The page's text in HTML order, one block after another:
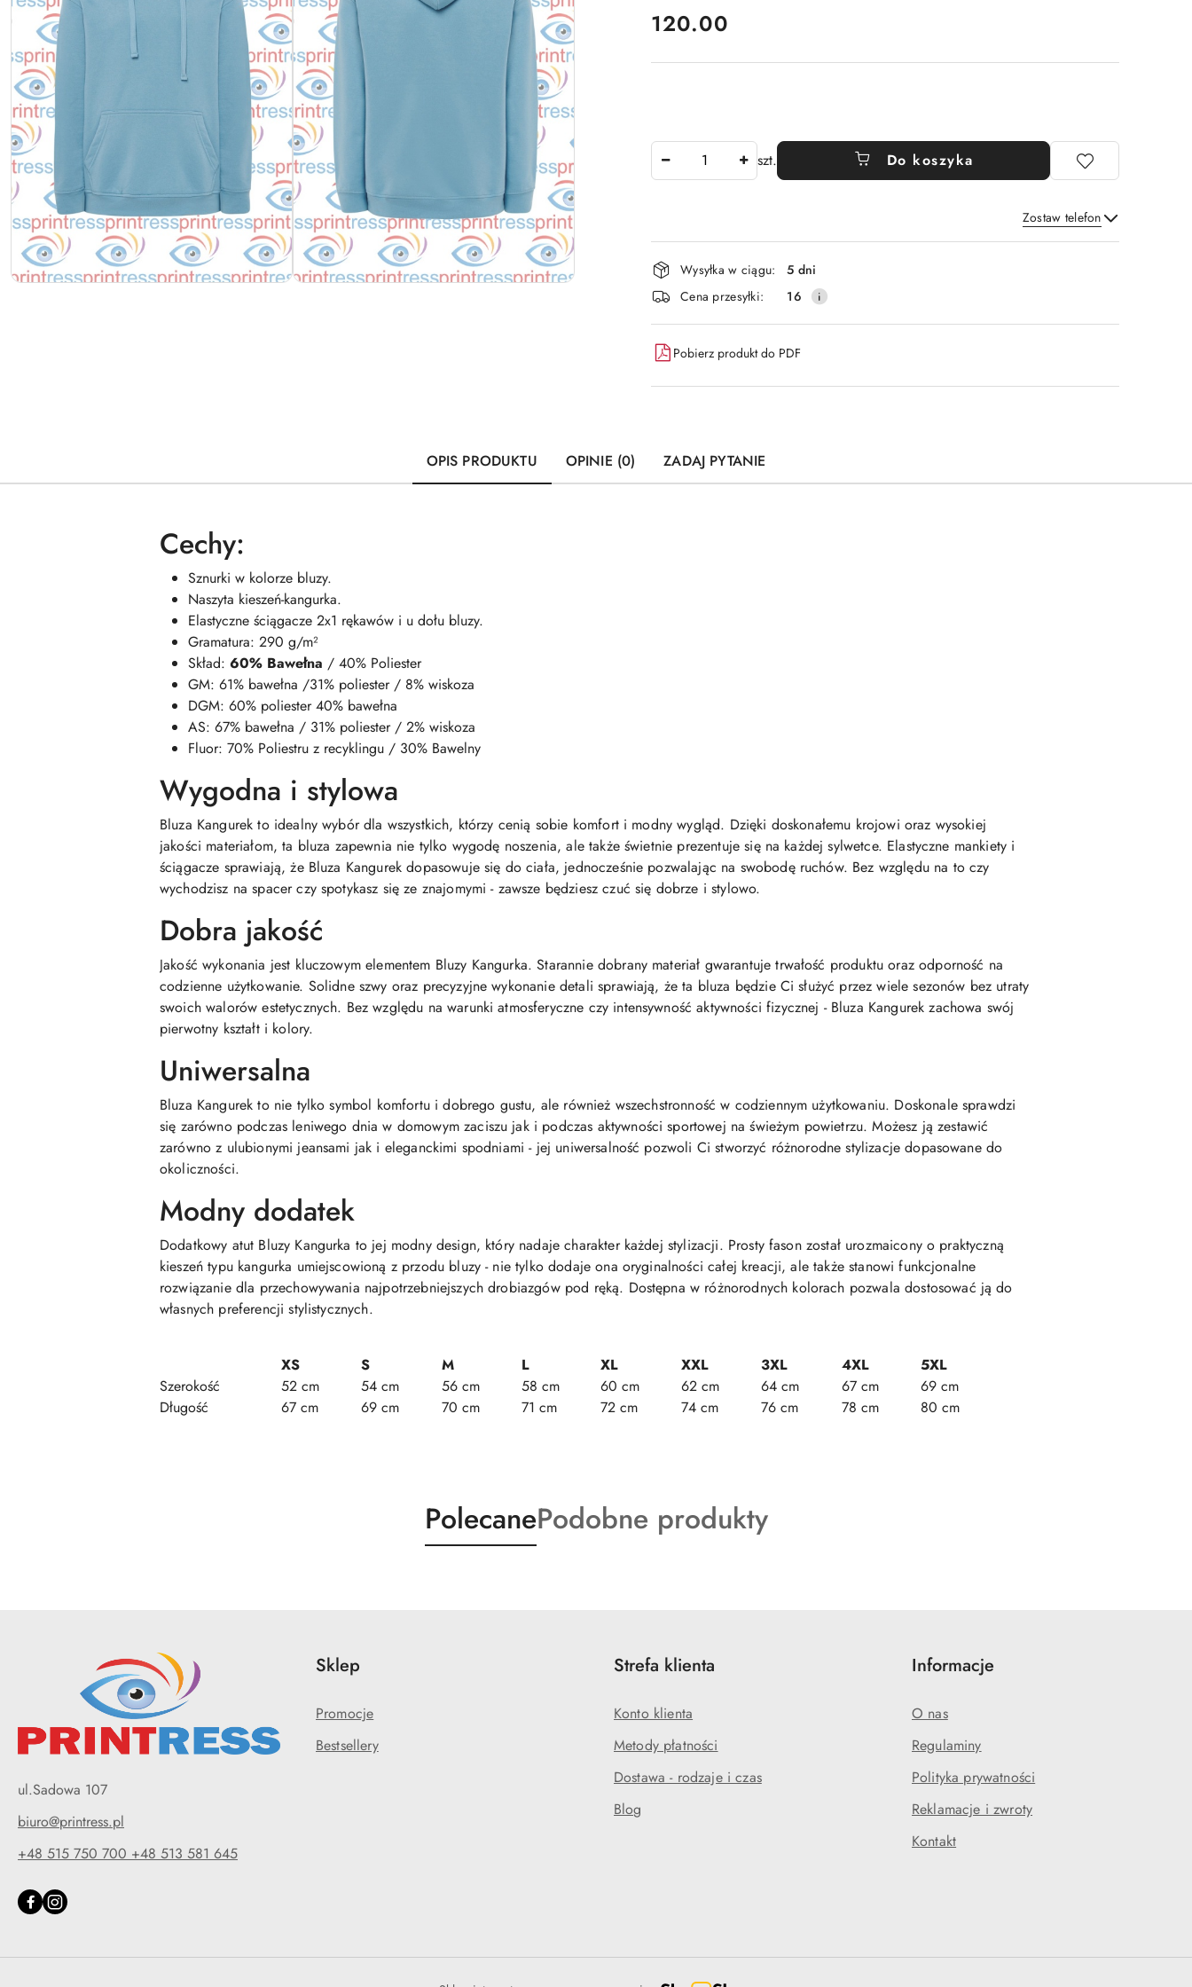
cena:
120.00
szt. Do koszyka
Zostaw telefon
Wyślij
Dostępność
i
dostawa
Wysyłka w ciągu:
5 dni
Cena przesyłki:
16
Pobierz produkt do PDF
OPIS PRODUKTU OPINIE (0) ZADAJ PYTANIE
Cechy:
Sznurki w kolorze bluzy.
Naszyta kieszeń-kangurka.
Elastyczne ściągacze 2x1 rękawów i u dołu bluzy.
Gramatura: 290 g/m²
Skład: 60% Bawełna / 40% Poliester
GM: 61% bawełna /31% poliester / 8% wiskoza
DGM: 60% poliester 40% bawełna
AS: 67% bawełna / 31% poliester / 2% wiskoza
Fluor: 70% Poliestru z recyklingu / 30% Bawelny
Wygodna i stylowa
Bluza Kangurek to idealny wybór dla wszystkich, którzy cenią sobie komfort i modny wygląd. Dzięki doskonałemu krojowi oraz wysokiej
jakości materiałom, ta bluza zapewnia nie tylko wygodę noszenia, ale także świetnie prezentuje się na każdej sylwetce. Elastyczne mankiety i
ściągacze sprawiają, że Bluza Kangurek dopasowuje się do ciała, jednocześnie pozwalając na swobodę ruchów. Bez względu na to czy
wychodzisz na spacer czy spotykasz się ze znajomymi - zawsze będziesz czuć się dobrze i stylowo.
Dobra jakość
Jakość wykonania jest kluczowym elementem Bluzy Kangurka. Starannie dobrany materiał gwarantuje trwałość produktu oraz odporność na
codzienne użytkowanie. Solidne szwy oraz precyzyjne wykonanie detali sprawiają, że ta bluza będzie Ci służyć przez wiele sezonów bez utraty
swoich walorów estetycznych. Bez względu na warunki atmosferyczne czy intensywność aktywności fizycznej - Bluza Kangurek zachowa swój
pierwotny kształt i kolory.
Uniwersalna
Bluza Kangurek to nie tylko symbol komfortu i dobrego gustu, ale również wszechstronność w codziennym użytkowaniu. Doskonale sprawdzi
się zarówno podczas leniwego dnia w domowym zaciszu jak i podczas aktywności sportowej na świeżym powietrzu. Możesz ją zestawić
zarówno z ulubionymi jeansami jak i eleganckimi spodniami - jej uniwersalność pozwoli Ci stworzyć różnorodne stylizacje dopasowane do
okoliczności.
Modny dodatek
Dodatkowy atut Bluzy Kangurka to jej modny design, który nadaje charakter każdej stylizacji. Prosty fason został urozmaicony o praktyczną
kieszeń typu kangurka umiejscowioną z przodu bluzy - nie tylko dodaje ona oryginalności całej kreacji, ale także stanowi funkcjonalne
rozwiązanie dla przechowywania najpotrzebniejszych drobiazgów pod ręką. Dostępna w różnorodnych kolorach pozwala dostosować ją do
własnych preferencji stylistycznych.
XS S M L XL XXL 3XL 4XL
5XL
Szerokość
52 cm 54 cm 56 cm 58 cm 60 cm 62 cm 64 cm 67 cm
69 cm
Długość
67 cm 69 cm 70 cm 71 cm 72 cm 74 cm 76 cm 78 cm 80 cm
Produkty
o
PolecaneProdukty
o
Podobne produkty
ul.Sadowa 107
biuro@printress.pl
+48 515 750 700 +48 513 581 645
Sklep
Promocje
Bestsellery
Strefa klienta
Konto klienta
Metody płatności
Dostawa - rodzaje i czas
Blog
Informacje
O nas
Regulaminy
Polityka prywatności
Reklamacje i zwroty
Kontakt